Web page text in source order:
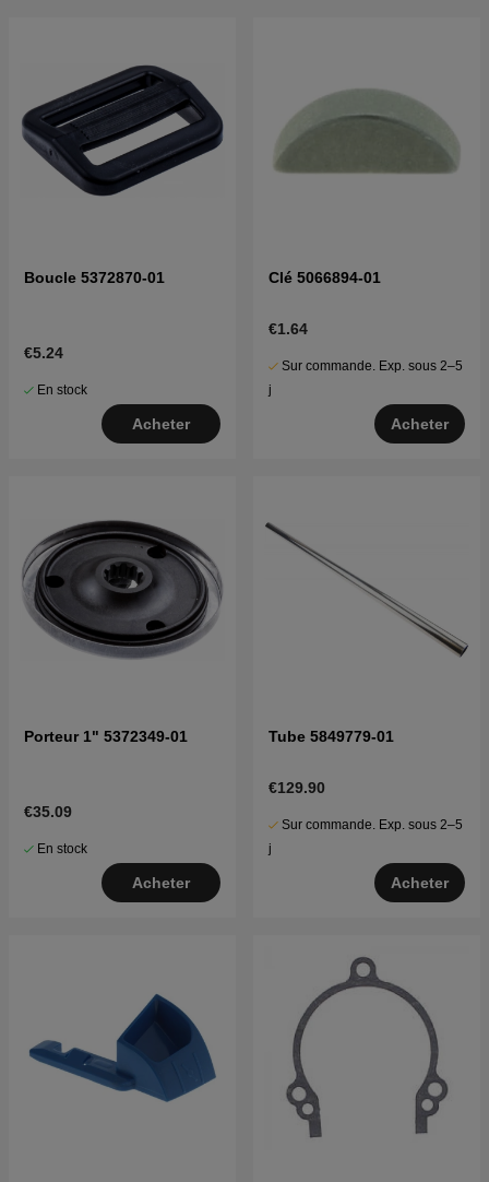
Boucle 5372870-01
€5.24
En stock
Acheter
Clé 5066894-01
€1.64
Sur commande. Exp. sous 2–5
j
Acheter
Porteur 1" 5372349-01
€35.09
En stock
Acheter
Tube 5849779-01
€129.90
Sur commande. Exp. sous 2–5
j
Acheter